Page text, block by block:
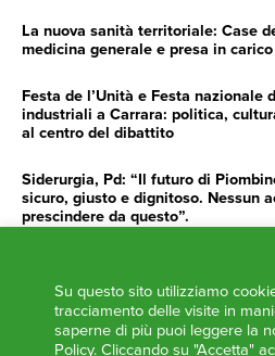
La nuova sanità territoriale: Case
medicina generale e presa in
Festa de l’Unità e Festa nazionale
industriali a Carrara: politica,
al centro del dibattito
Siderurgia, Pd: “Il futuro di
sicuro, giusto e dignitoso. Nessun
prescindere da questo”.
impegno e determinazione delle
AGENDA
Su questo sito utilizziamo
tracciamento delle visite in
saperne di più puoi leggere la
Policy. Cliccando su "Accetta"